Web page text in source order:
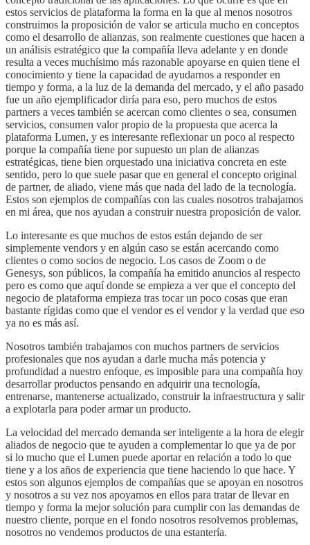
estos servicios de plataforma la forma en la que al menos nosotros
construimos la proposición de valor se articula mucho en conceptos
como el desarrollo de alianzas, son realmente cuestiones que hacen a
un análisis estratégico que la compañía lleva adelante y en donde
resulta a veces muchísimo más razonable apoyarse en quien tiene el
conocimiento y tiene la capacidad de ayudarnos a responder en
tiempo y forma, a la luz de la demanda del mercado, y el año pasado
fue un año ejemplificador diría para eso, pero muchos de estos
partners a veces también se acercan como clientes o sea, consumen
servicios, consumen valor propio de la propuesta que acerca la
plataforma Lumen, y es interesante reflexionar un poco al respecto
porque la compañía tiene por supuesto un plan de alianzas
estratégicas, tiene bien orquestado una iniciativa concreta en este
sentido, pero lo que suele pasar que en general el concepto original
de partner, de aliado, viene más que nada del lado de la tecnología.
Estos son ejemplos de compañías con las cuales nosotros trabajamos
en mi área, que nos ayudan a construir nuestra proposición de valor.
Lo interesante es que muchos de estos están dejando de ser
simplemente vendors y en algún caso se están acercando como
clientes o como socios de negocio. Los casos de Zoom o de
Genesys, son públicos, la compañía ha emitido anuncios al respecto
pero es como que aquí donde se empieza a ver que el concepto del
negocio de plataforma empieza tras tocar un poco cosas que eran
bastante rígidas como que el vendor es el vendor y la verdad que eso
ya no es más así.
Nosotros también trabajamos con muchos partners de servicios
profesionales que nos ayudan a darle mucha más potencia y
profundidad a nuestro enfoque, es imposible para una compañía hoy
desarrollar productos pensando en adquirir una tecnología,
entrenarse, mantenerse actualizado, construir la infraestructura y salir
a explotarla para poder armar un producto.
La velocidad del mercado demanda ser inteligente a la hora de elegir
aliados de negocio que te ayuden a complementar lo que ya de por
si lo mucho que el Lumen puede aportar en relación a todo lo que
tiene y a los años de experiencia que tiene haciendo lo que hace. Y
estos son algunos ejemplos de compañías que se apoyan en nosotros
y nosotros a su vez nos apoyamos en ellos para tratar de llevar en
tiempo y forma la mejor solución para cumplir con las demandas de
nuestro cliente, porque en el fondo nosotros resolvemos problemas,
nosotros no vendemos productos de una estantería.